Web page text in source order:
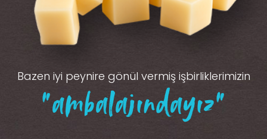
Bazen iyi peynire gönül vermiş işbirliklerimizin
“ambalajındayız”